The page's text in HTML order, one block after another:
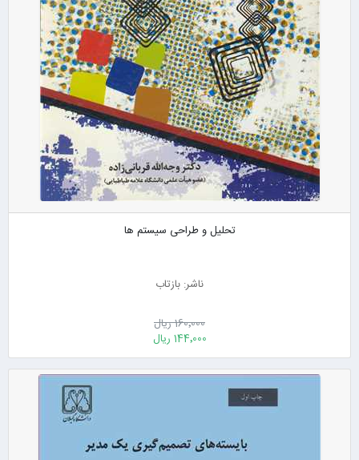
تحلیل و طراحی سیستم ها
ناشر: بازتاب
160٬000 ریال
144٬000 ریال